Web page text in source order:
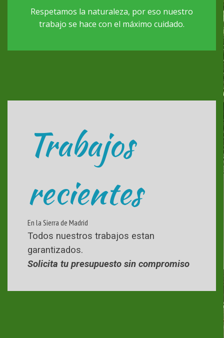
Respetamos la naturaleza, por eso nuestro
trabajo se hace con el máximo cuidado.
Trabajos
recientes
En la Sierra de Madrid
Todos nuestros trabajos estan
garantizados.
Solicita tu presupuesto sin compromiso